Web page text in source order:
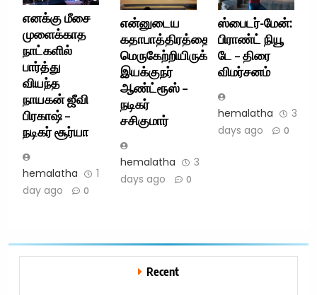
எனக்கு மீசை
முளைக்காத
நாட்களில்
பார்த்து
வியந்த
நாயகன் ஜீவி
பிரகாஷ் –
நடிகர் சூர்யா
hemalatha
1
day ago
0
என்னுடைய
கதாபாத்திரத்தை
மெருகேற்றியிருக்கிறார்
இயக்குநர்
ஆண்ட்ரூஸ் –
நடிகர்
சசிகுமார்
hemalatha
3
days ago
0
ஸ்பைடர்-மேன்:
பிராண்ட் நியூ
டே – திரை
விமர்சனம்
hemalatha
3
days ago
0
Recent